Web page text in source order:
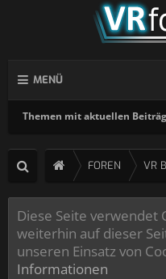
MENÜ
Themen mit aktuellen
FOREN VR
Diese Seite verwendet
weiterhin auf dieser
unseren Einsatz von
Informationen